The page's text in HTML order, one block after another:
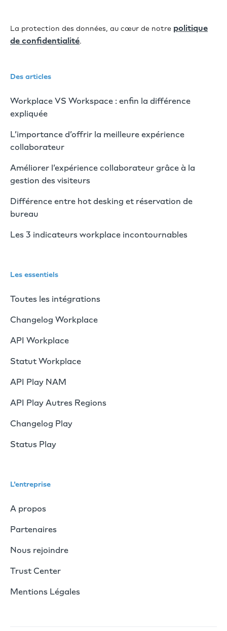
La protection des données, au cœur de notre politique
de confidentialité.
Des articles
Workplace VS Workspace : enfin la différence
expliquée
L’importance d’offrir la meilleure expérience
collaborateur
Améliorer l’expérience collaborateur grâce à la
gestion des visiteurs
Différence entre hot desking et réservation de
bureau
Les 3 indicateurs workplace incontournables
Les essentiels
Toutes les intégrations
Changelog Workplace
API Workplace
Statut Workplace
API Play NAM
API Play Autres Regions
Changelog Play
Status Play
L'entreprise
A propos
Partenaires
Nous rejoindre
Trust Center
Mentions Légales